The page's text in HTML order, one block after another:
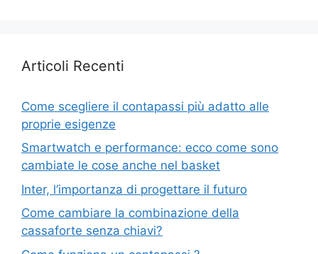
Articoli Recenti
Come scegliere il contapassi più adatto alle
proprie esigenze
Smartwatch e performance: ecco come sono
cambiate le cose anche nel basket
Inter, l’importanza di progettare il futuro
Come cambiare la combinazione della
cassaforte senza chiavi?